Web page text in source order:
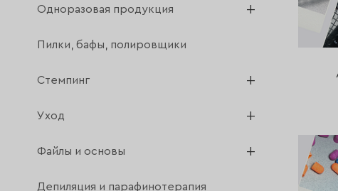
Одноразовая продукция
Пилки, бафы, полировщики
Стемпинг
Уход
Файлы и основы
Депиляция и парафинотерапия